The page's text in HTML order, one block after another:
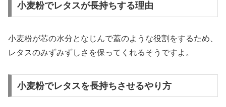
小麦粉でレタスが長持ちする理由
小麦粉が芯の水分となじんで蓋のような役割をするため、
レタスのみずみずしさを保ってくれるそうですよ。
小麦粉でレタスを長持ちさせるやり方